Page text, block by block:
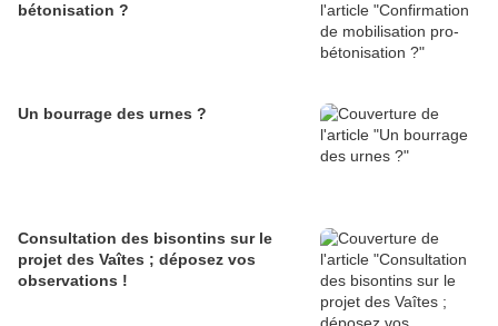
bétonisation ?
Un bourrage des urnes ?
Consultation des bisontins sur le
projet des Vaîtes ; déposez vos
observations !